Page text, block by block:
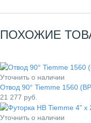
ПОХОЖИЕ
Уточнить о наличии
Отвод 90° Tiemme 1560
21 277 руб.
Уточнить о наличии